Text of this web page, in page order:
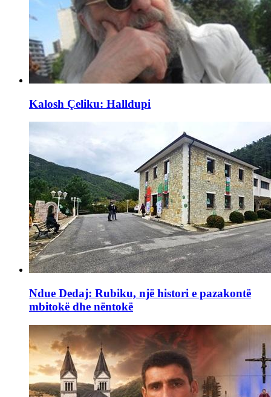
Kalosh Çeliku: Halldupi
Ndue Dedaj: Rubiku, një histori e pazakontë
mbitokë dhe nëntokë